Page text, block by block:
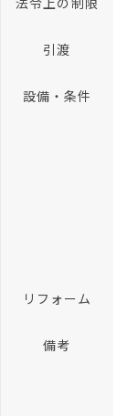
引渡
設備・条件
リフォーム
備考